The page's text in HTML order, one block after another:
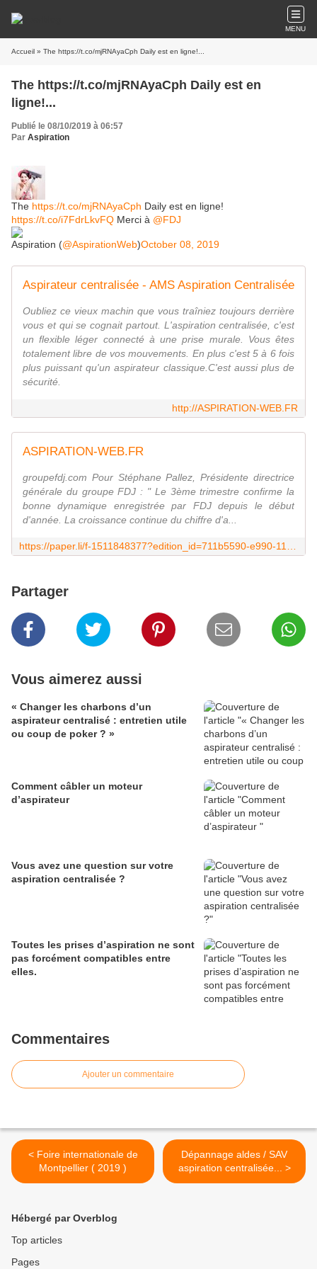
MENU
Accueil » The https://t.co/mjRNAyaCph Daily est en ligne!...
The https://t.co/mjRNAyaCph Daily est en
ligne!...
Publié le 08/10/2019 à 06:57
Par Aspiration
The https://t.co/mjRNAyaCph Daily est en ligne!
https://t.co/i7FdrLkvFQ Merci à @FDJ
Aspiration (@AspirationWeb)October 08, 2019
Aspirateur centralisée - AMS Aspiration Centralisée
Oubliez ce vieux machin que vous traîniez toujours derrière
vous et qui se cognait partout. L'aspiration centralisée, c'est
un flexible léger connecté à une prise murale. Vous êtes
totalement libre de vos mouvements. En plus c'est 5 à 6 fois
plus puissant qu'un aspirateur classique.C'est aussi plus de
sécurité.
http://ASPIRATION-WEB.FR
ASPIRATION-WEB.FR
groupefdj.com Pour Stéphane Pallez, Présidente directrice
générale du groupe FDJ : " Le 3ème trimestre confirme la
bonne dynamique enregistrée par FDJ depuis le début
d'année. La croissance continue du chiffre d'a...
Partager
Vous aimerez aussi
« Changer les charbons d’un
aspirateur centralisé : entretien utile
ou coup de poker ? »
Comment câbler un moteur
d’aspirateur
Vous avez une question sur votre
aspiration centralisée ?
Toutes les prises d’aspiration ne sont
pas forcément compatibles entre
elles.
Commentaires
Ajouter un commentaire
< Foire internationale de
Montpellier ( 2019 )
Dépannage aldes / SAV
aspiration centralisée... >
Hébergé par Overblog
Top articles
Pages